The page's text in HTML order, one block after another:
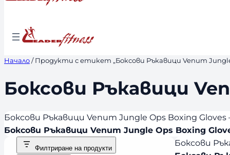
Начало/ Продукти с етикет „Боксови Ръкавици Venum Jungle
Боксови Ръкавици
Боксови Ръкавици Venum Jungle Ops Boxing Gloves
Боксови Ръкавици Venum Jungle Ops Boxing
Филтриране на продукти
Боксови